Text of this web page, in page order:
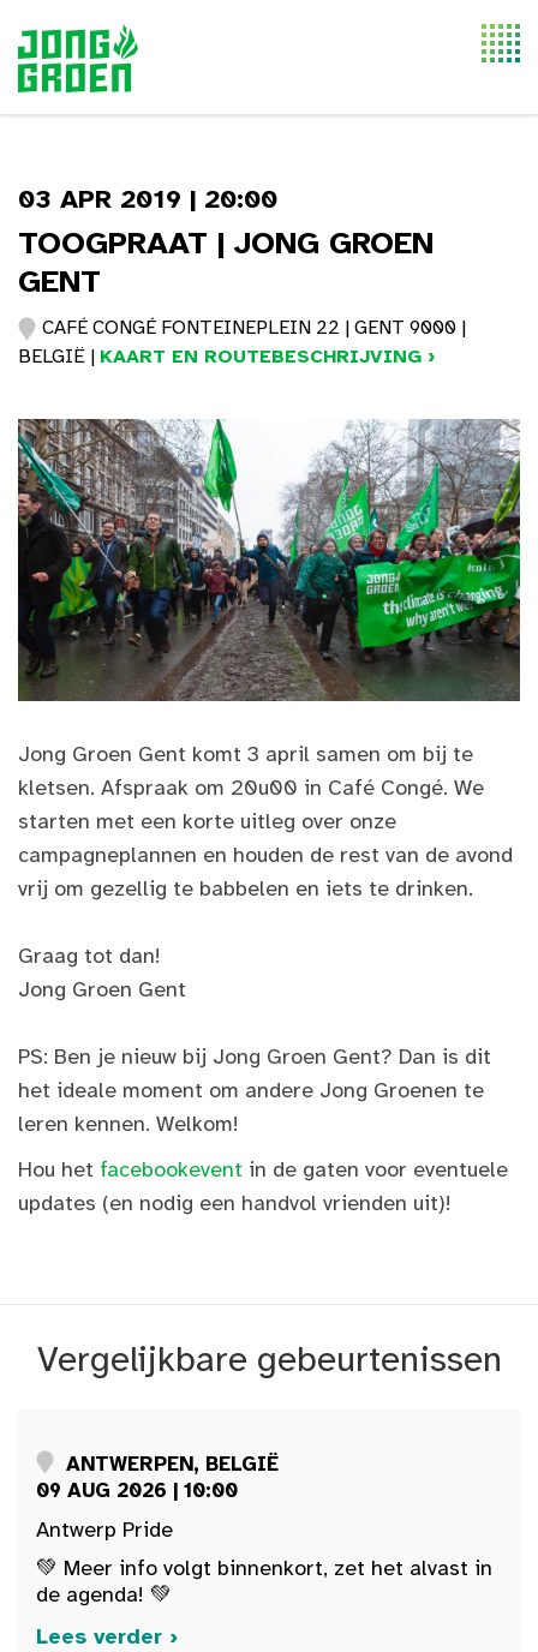
03 APR 2019 | 20:00
TOOGPRAAT | JONG GROEN
GENT
CAFÉ CONGÉ FONTEINEPLEIN 22 | GENT 9000 |
BELGIË | KAART EN ROUTEBESCHRIJVING ›
Jong Groen Gent komt 3 april samen om bij te
kletsen. Afspraak om 20u00 in Café Congé. We
starten met een korte uitleg over onze
campagneplannen en houden de rest van de avond
vrij om gezellig te babbelen en iets te drinken.
Graag tot dan!
Jong Groen Gent
PS: Ben je nieuw bij Jong Groen Gent? Dan is dit
het ideale moment om andere Jong Groenen te
leren kennen. Welkom!
Hou het facebookevent in de gaten voor eventuele
updates (en nodig een handvol vrienden uit)!
Vergelijkbare gebeurtenissen
ANTWERPEN, BELGIË
09 AUG 2026 | 10:00
Antwerp Pride
💚 Meer info volgt binnenkort, zet het alvast in
de agenda! 💚
Lees verder ›